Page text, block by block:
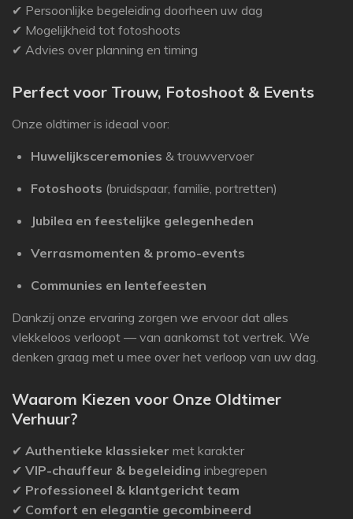
✔ Persoonlijke begeleiding doorheen uw dag
✔ Mogelijkheid tot fotoshoots
✔ Advies over planning en timing
Perfect voor Trouw, Fotoshoot & Events
Onze oldtimer is ideaal voor:
Huwelijksceremonies & trouwvervoer
Fotoshoots (bruidspaar, familie, portretten)
Jubilea en feestelijke gelegenheden
Verrasmomenten & promo-events
Communies en lentefeesten
Dankzij onze ervaring zorgen we ervoor dat alles
vlekkeloos verloopt — van aankomst tot vertrek. We
denken graag met u mee over het verloop van uw dag.
Waarom Kiezen voor Onze Oldtimer
Verhuur?
✔ Authentieke klassieker met karakter
✔ VIP-chauffeur & begeleiding inbegrepen
✔ Professioneel & klantgericht team
✔ Comfort en elegantie gecombineerd